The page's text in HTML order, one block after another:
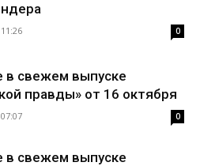
0
в свежем выпуске
правды» от 16 октября
0
в свежем выпуске